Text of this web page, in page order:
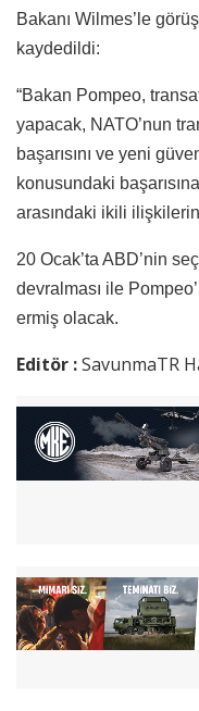
Bakanı Wilmes’le
kaydedildi:
“Bakan Pompeo,
yapacak, NATO’nun
başarısını ve yeni
konusundaki
arasındaki ikili ilişkilerin
20 Ocak’ta ABD’nin
devralması ile
ermiş olacak.
Editör :SavunmaTR